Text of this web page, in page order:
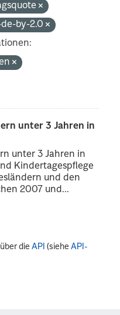
by-2.0
unter 3 Jahren in
unter 3 Jahren in
Kindertagespflege
und den
2007 und...
dieAPI (sieheAPI-